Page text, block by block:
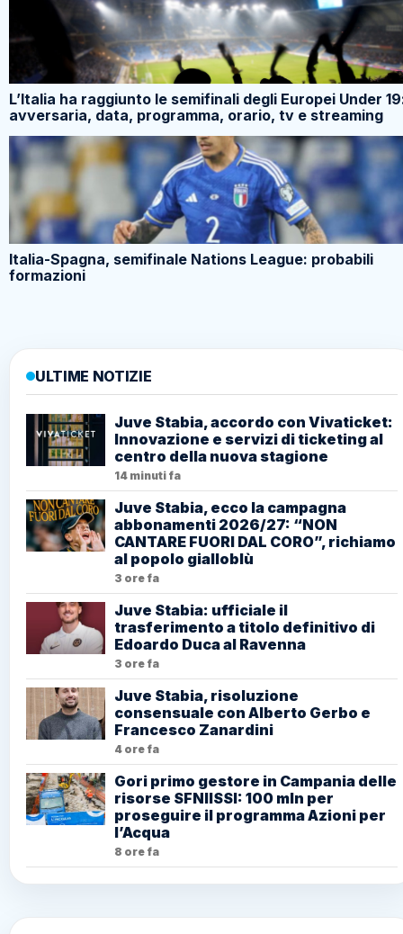
L’Italia ha raggiunto le semifinali degli Europei Under
avversaria, data, programma, orario, tv e streaming
Italia-Spagna, semifinale Nations League: probabili
formazioni
ULTIME NOTIZIE
Juve Stabia, accordo con Vivaticket:
Innovazione e servizi di ticketing al
centro della nuova stagione
14 minuti fa
Juve Stabia, ecco la campagna
abbonamenti 2026/27: “NON
CANTARE FUORI DAL CORO”, richiamo
al popolo gialloblù
3 ore fa
Juve Stabia: ufficiale il
trasferimento a titolo definitivo di
Edoardo Duca al Ravenna
3 ore fa
Juve Stabia, risoluzione
consensuale con Alberto Gerbo e
Francesco Zanardini
4 ore fa
Gori primo gestore in Campania delle
risorse SFNIISSI: 100 mln per
proseguire il programma Azioni per
l’Acqua
8 ore fa